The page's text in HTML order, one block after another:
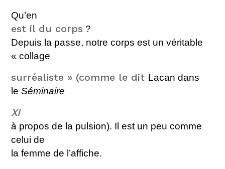
Qu’en
est il du corps ?
Depuis la passe, notre corps est un véritable
« collage
surréaliste » (comme le dit Lacan dans
leSéminaire
XI
à propos de la pulsion). Il est un peu comme
celui de
la femme de l’affiche.